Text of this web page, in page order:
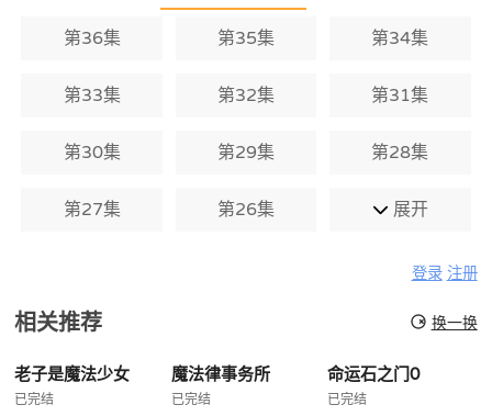
第36集 第35集 第34集
第33集 第32集 第31集
第30集 第29集 第28集
第27集 第26集 展开
登录 注册
相关推荐 换一换
老子是魔法少女
已完结
魔法律事务所
已完结
命运石之门0
已完结